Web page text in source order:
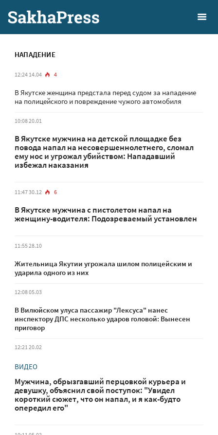
НАПАДЕНИЕ
12:24 14.04 4
В Якутске женщина предстала перед судом за нападение
на полицейского и повреждение чужого автомобиля
10:08 20.01
В Якутске мужчина на детской площадке без
повода напал на несовершеннолетнего, сломал
ему нос и угрожал убийством: Нападавший
избежал наказания
11:47 30.12 6
В Якутске мужчина с пистолетом напал на
женщину-водителя: Подозреваемый установлен
11:55 28.10
Жительница Якутии угрожала шилом полицейским и
ударила одного из них
12:08 05.03
В Вилюйском улуса пассажир "Лексуса" нанес
инспектору ДПС несколько ударов головой: Вынесен
приговор
12:21 20.02
ВИДЕО
Мужчина, обрызгавший перцовкой курьера и
девушку, объяснил свой поступок: "Увидел
короткий сюжет, что он напал, и я как-будто
опередил его"